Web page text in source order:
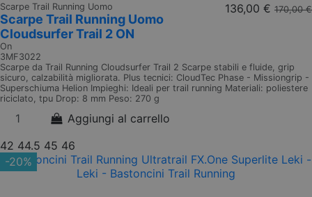
Scarpe Trail Running Uomo
Scarpe Trail Running Uomo
Cloudsurfer Trail 2 ON
On
3MF3022
136,00 € 170,00 €
Scarpe da Trail Running Cloudsurfer Trail 2 Scarpe stabili e fluide, grip
sicuro, calzabilità migliorata. Plus tecnici: CloudTec Phase - Missiongrip -
Superschiuma Helion Impieghi: Ideali per trail running Materiali: poliestere
riciclato, tpu Drop: 8 mm Peso: 270 g
Aggiungi al carrello
42 44.5 45 46
-20%